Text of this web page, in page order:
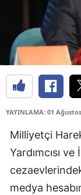
YAYINLAMA: 01
Milliyetçi
Yardımcısı
medya